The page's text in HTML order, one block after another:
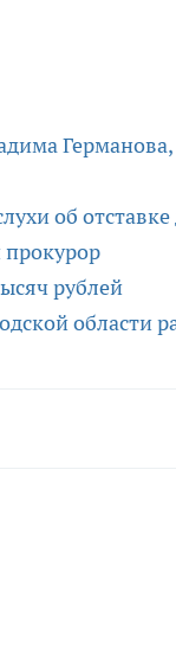
об
прокурор
рублей
области